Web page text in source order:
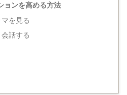
ョンを高める方法
を見る
話する